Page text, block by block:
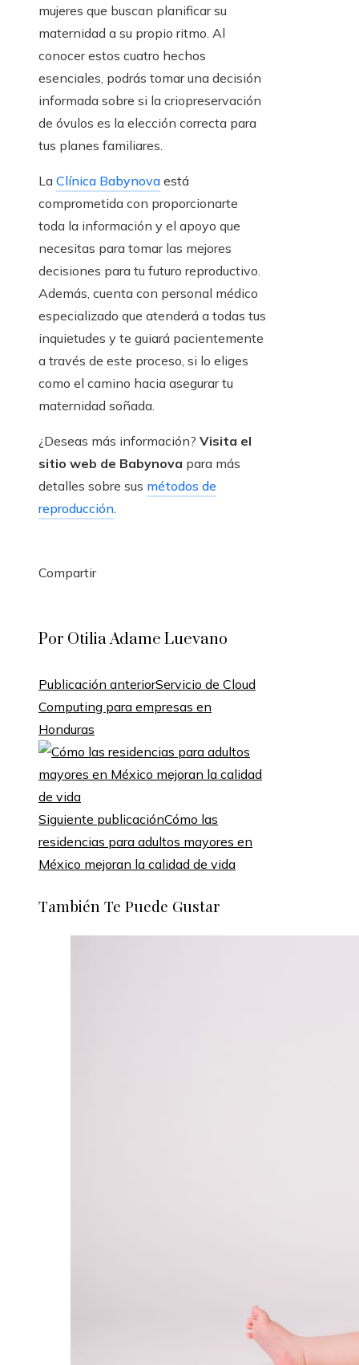
mujeres que buscan planificar su
maternidad a su propio ritmo. Al
conocer estos cuatro hechos
esenciales, podrás tomar una decisión
informada sobre si la criopreservación
de óvulos es la elección correcta para
tus planes familiares.
La Clínica Babynova está
comprometida con proporcionarte
toda la información y el apoyo que
necesitas para tomar las mejores
decisiones para tu futuro reproductivo.
Además, cuenta con personal médico
especializado que atenderá a todas tus
inquietudes y te guiará pacientemente
a través de este proceso, si lo eliges
como el camino hacia asegurar tu
maternidad soñada.
¿Deseas más información? Visita el
sitio web de Babynova para más
detalles sobre sus métodos de
reproducción.
Compartir
Por Otilia Adame Luevano
Publicación anteriorServicio de Cloud
Computing para empresas en
Honduras
Siguiente publicaciónCómo las
residencias para adultos mayores en
México mejoran la calidad de vida
También Te Puede Gustar